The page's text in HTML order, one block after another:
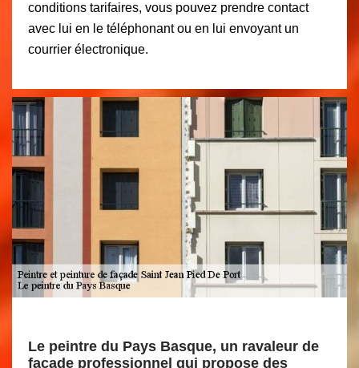
conditions tarifaires, vous pouvez prendre contact
avec lui en le téléphonant ou en lui envoyant un
courrier électronique.
Le peintre du Pays Basque, un ravaleur de
façade professionnel qui propose des